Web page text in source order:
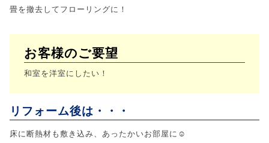
畳を撤去してフローリングに！
お客様のご要望
和室を洋室にしたい！
リフォーム後は・・・
床に断熱材も敷き込み、あったかいお部屋に☺